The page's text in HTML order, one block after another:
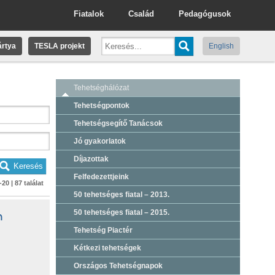
Pedagógusok
Család
Fiatalok
TESLA projekt English
20 | 87 találat
Tehetséghálózat
Tehetségpontok
Tehetségsegítő Tanácsok
Jó gyakorlatok
Díjazottak
Felfedezettjeink
50 tehetséges fiatal – 2013.
50 tehetséges fiatal – 2015.
Tehetség Piactér
Kétkezi tehetségek
Országos Tehetségnapok